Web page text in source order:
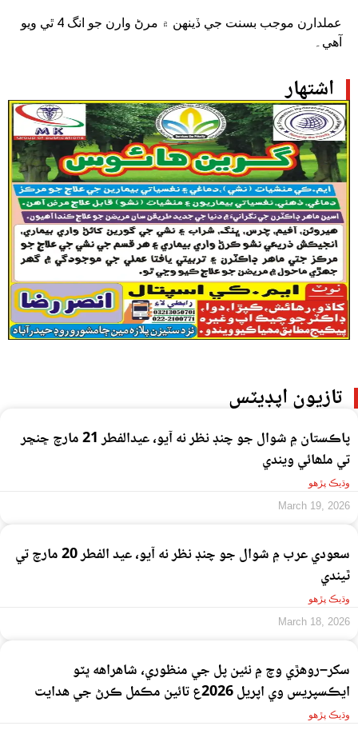
اشتهار
تازيون اپڊيٽس
پاڪستان ۾ شوال جو چنڊ نظر نه آيو، عيدالفطر 21 مارچ ڇنڇر
تي ملھائي ويندي
وڌيڪ پڙهو
March 19, 2026
سعودي عرب ۾ شوال جو چنڊ نظر نه آيو، عيد الفطر 20 مارچ تي
ٿيندي
وڌيڪ پڙهو
March 18, 2026
سکر–روهڙي وچ ۾ نئين پل جي منظوري، شاهراهه ڀٽو
ايڪسپريس وي اپريل 2026ع تائين مڪمل ڪرڻ جي هدايت
وڌيڪ پڙهو
عملدارن موجب بسنت جي ڏينهن ۾ مرڻ وارن جو انگ 4 ٿي ويو
آهي۔